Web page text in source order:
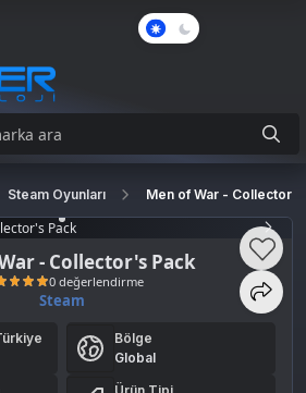
Steam Oyunları Men of War - Collector's
- Collector's Pack
0 değerlendirme
Steam
Bölge
Global